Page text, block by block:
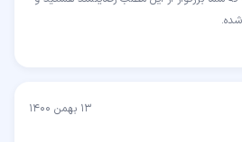
۱۳ بهمن ۱۴۰۰